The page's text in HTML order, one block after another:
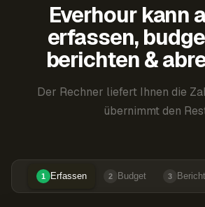
Everhour kann
erfassen,
berichten &
Der Rechner liefert Ihnen die
übernimmt den
1 Erfassen 2 Budget 3 Bericht